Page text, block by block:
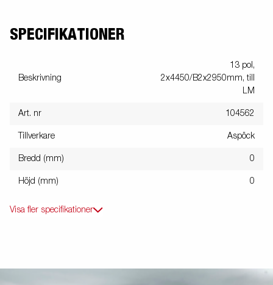
SPECIFIKATIONER
Beskrivning
13 pol,
2x4450/B2x2950mm, till
LM
Art. nr 104562
Tillverkare Aspöck
Bredd (mm) 0
Höjd (mm) 0
Visa fler specifikationer